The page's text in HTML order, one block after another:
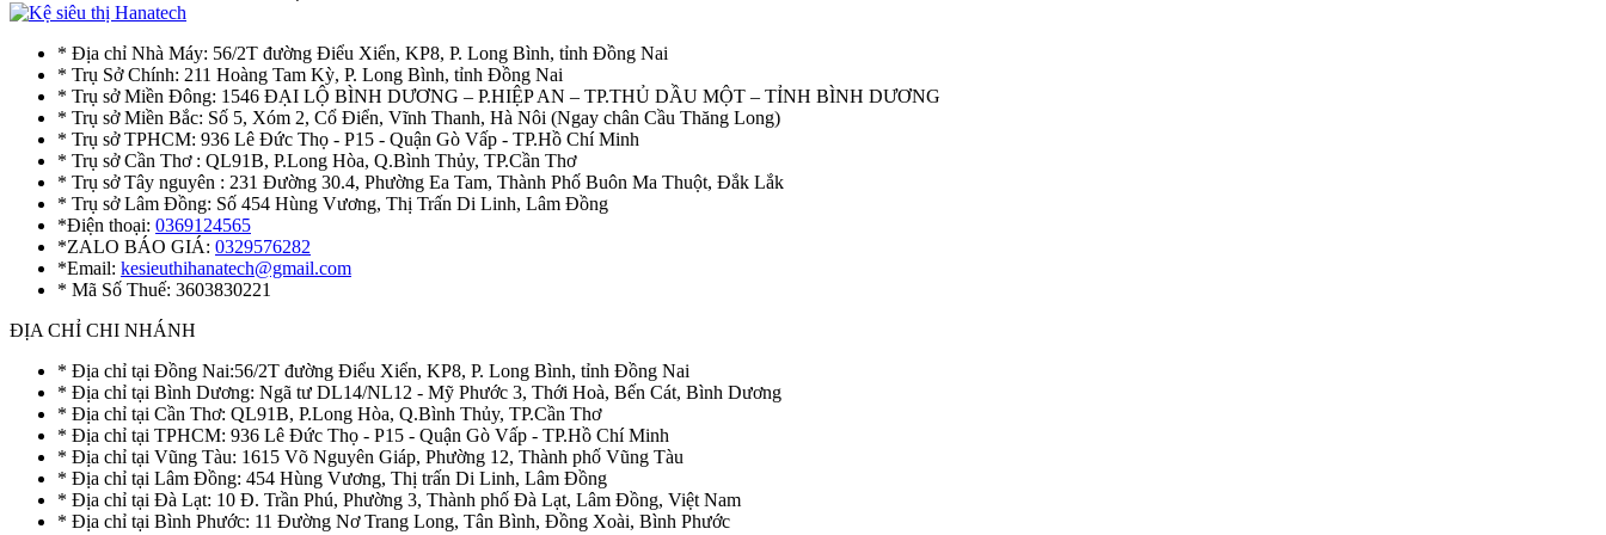
* Địa chỉ Nhà Máy: 56/2T đường Điểu Xiển, KP8, P. Long Bình, tỉnh Đồng Nai
* Trụ Sở Chính: 211 Hoàng Tam Kỳ, P. Long Bình, tỉnh Đồng Nai
* Trụ sở Miền Đông: 1546 ĐẠI LỘ BÌNH DƯƠNG – P.HIỆP AN – TP.THỦ DẦU MỘT – TỈNH BÌNH DƯƠNG
* Trụ sở Miền Bắc: Số 5, Xóm 2, Cổ Điển, Vĩnh Thanh, Hà Nôi (Ngay chân Cầu Thăng Long)
* Trụ sở TPHCM: 936 Lê Đức Thọ - P15 - Quận Gò Vấp - TP.Hồ Chí Minh
* Trụ sở Cần Thơ : QL91B, P.Long Hòa, Q.Bình Thủy, TP.Cần Thơ
* Trụ sở Tây nguyên : 231 Đường 30.4, Phường Ea Tam, Thành Phố Buôn Ma Thuột, Đắk Lắk
* Trụ sở Lâm Đồng: Số 454 Hùng Vương, Thị Trấn Di Linh, Lâm Đồng
*Điện thoại: 0369124565
*ZALO BÁO GIÁ: 0329576282
*Email: kesieuthihanatech@gmail.com
* Mã Số Thuế: 3603830221
ĐỊA CHỈ CHI NHÁNH
* Địa chỉ tại Đồng Nai:56/2T đường Điểu Xiển, KP8, P. Long Bình, tỉnh Đồng Nai
* Địa chỉ tại Bình Dương: Ngã tư DL14/NL12 - Mỹ Phước 3, Thới Hoà, Bến Cát, Bình Dương
* Địa chỉ tại Cần Thơ: QL91B, P.Long Hòa, Q.Bình Thủy, TP.Cần Thơ
* Địa chỉ tại TPHCM: 936 Lê Đức Thọ - P15 - Quận Gò Vấp - TP.Hồ Chí Minh
* Địa chỉ tại Vũng Tàu: 1615 Võ Nguyên Giáp, Phường 12, Thành phố Vũng Tàu
* Địa chỉ tại Lâm Đồng: 454 Hùng Vương, Thị trấn Di Linh, Lâm Đồng
* Địa chỉ tại Đà Lạt: 10 Đ. Trần Phú, Phường 3, Thành phố Đà Lạt, Lâm Đồng, Việt Nam
* Địa chỉ tại Bình Phước: 11 Đường Nơ Trang Long, Tân Bình, Đồng Xoài, Bình Phước